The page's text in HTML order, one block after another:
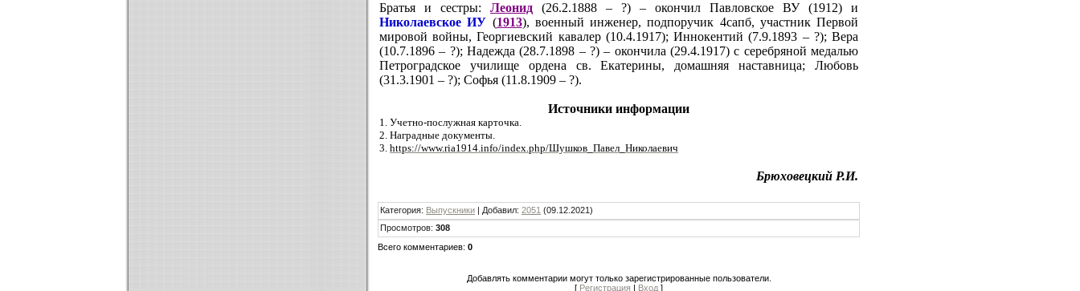
Братья и сестры:
Леонид (26.2.1888 – ?) – окончил Павловское ВУ (1912) и
Николаевское ИУ (1913), военный инженер, подпоручик 4сапб, участник Первой
мировой войны, Георгиевский кавалер (10.4.1917); Иннокентий (7.9.1893 – ?); Вера
(10.7.1896 – ?); Надежда (28.7.1898 – ?) – окончила (29.4.1917) с серебряной медалью
Петроградское училище ордена св. Екатерины, домашняя наставница; Любовь
(31.3.1901 – ?); Софья (11.8.1909 – ?).
Источники информации
1. Учетно-послужная карточка.
2. Наградные документы.
3. https://www.ria1914.info/index.php/Шушков_Павел_Николаевич
Брюховецкий Р.И.
Категория: Выпускники | Добавил: 2051 (09.12.2021)
Просмотров: 308
Всего комментариев: 0
Добавлять комментарии могут только зарегистрированные пользователи.
[ Регистрация | Вход ]